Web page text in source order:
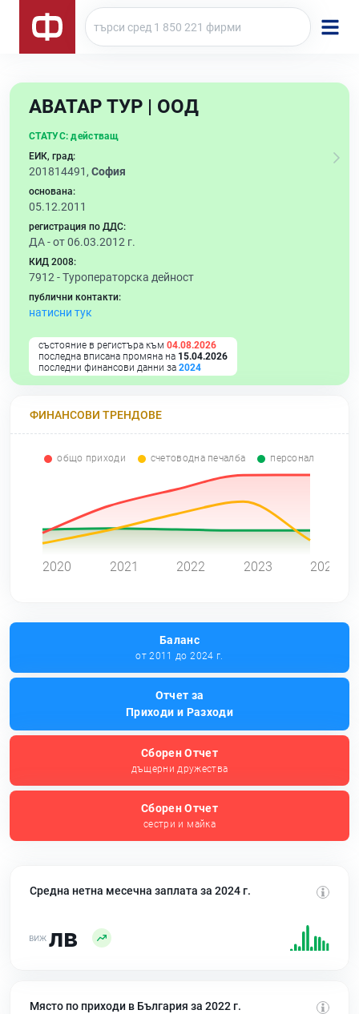
АВАТАР ТУР | ООД
СТАТУС: действащ
ЕИК, град:
201814491, София
основана:
05.12.2011
регистрация по ДДС:
ДА - от 06.03.2012 г.
КИД 2008:
7912 -Туроператорска дейност
публични контакти:
натисни тук
състояние в регистъра към 04.08.2026
последна вписана промяна на 15.04.2026
последни финансови данни за 2024
ФИНАНСОВИ ТРЕНДОВЕ
общо приходи счетоводна печалба персонал
2020 2021 2022 2023 2024
Баланс
от 2011 до 2024 г.
Отчет за
Приходи и Разходи
Сборен Отчет
дъщерни дружества
Сборен Отчет
сестри и майка
Средна нетна месечна заплата за 2024 г.
лв
Място по приходи в България за 2022 г.